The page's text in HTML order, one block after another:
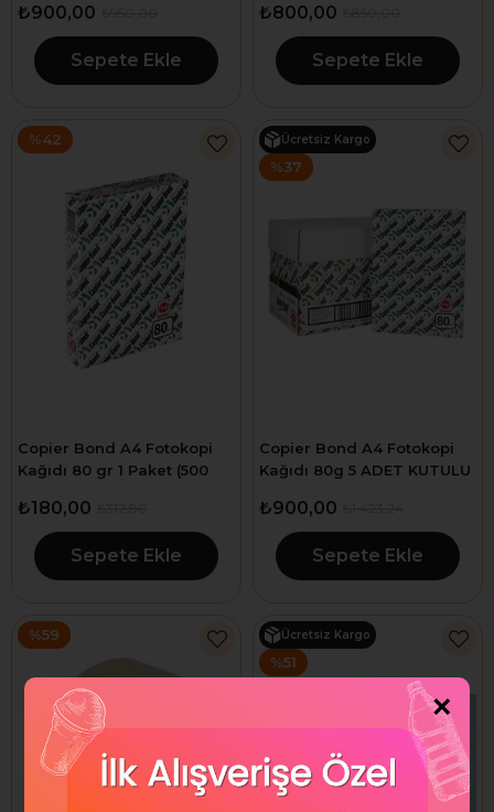
₺900,00
Sepete Ekle
₺800,00
Sepete Ekle
Copier Bond A4 Fotokopi
Kağıdı 80 gr 1 Paket (500
₺180,00
Sepete Ekle
%42
Copier Bond A4 Fotokopi
Kağıdı 80g 5 ADET KUTULU
₺900,00
Sepete Ekle
Ücretsiz Kargo
%37
%59 Ücretsiz Kargo
%51
×